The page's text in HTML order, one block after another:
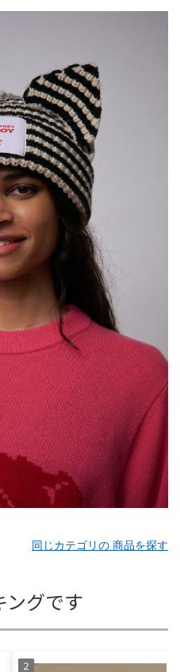
同じカテゴリの 商品を探す
ングです